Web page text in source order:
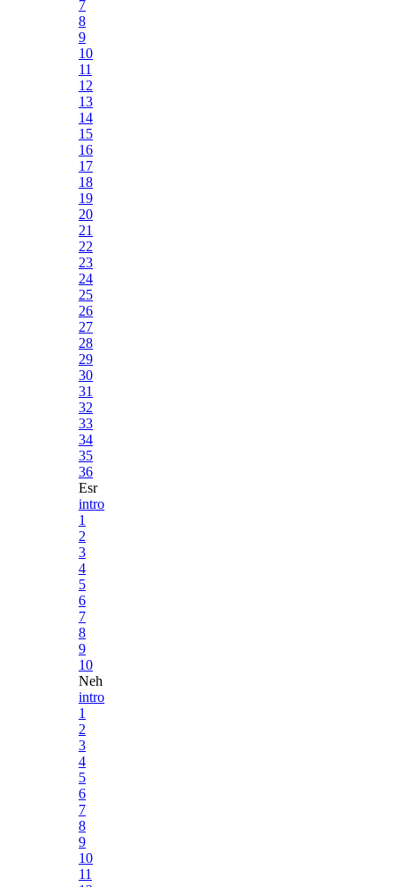
7
8
9
10
11
12
13
14
15
16
17
18
19
20
21
22
23
24
25
26
27
28
29
30
31
32
33
34
35
36
Esr
intro
1
2
3
4
5
6
7
8
9
10
Neh
intro
1
2
3
4
5
6
7
8
9
10
11